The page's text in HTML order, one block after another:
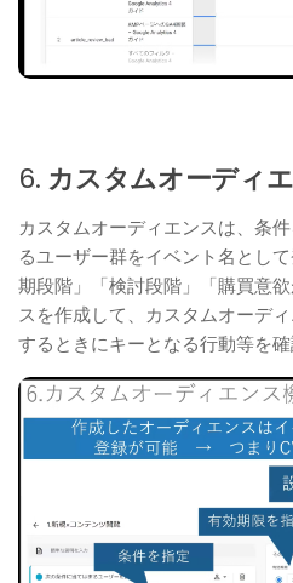
6. カスタムオーディ
カスタムオーディエンスは、条
るユーザー群をイベント名とし
期段階」「検討段階」「購買意
スを作成して、カスタムオーデ
するときにキーとなる行動等を確